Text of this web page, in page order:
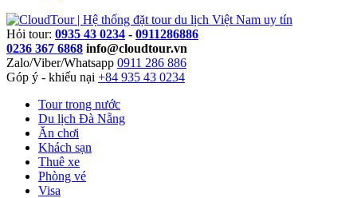
Hỏi tour: 0935 43 0234 - 0911286886
0236 367 6868 info@cloudtour.vn
Zalo/Viber/Whatsapp 0911 286 886
Góp ý - khiếu nại +84 935 43 0234
Tour trong nước
Du lịch Đà Nẵng
Ăn chơi
Khách sạn
Thuê xe
Phòng vé
Visa